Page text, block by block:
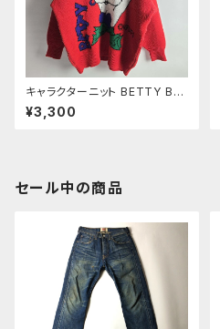
キャラクターニット BETTY BO
OP ベティブープ クルーネック
セーター フリー レッド 昭和レト
¥3,300
セール中の商品